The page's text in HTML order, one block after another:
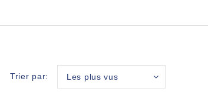
Trier par: Les plus vus